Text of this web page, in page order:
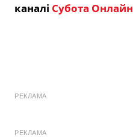
каналі Субота Онлайн
РЕКЛАМА
РЕКЛАМА